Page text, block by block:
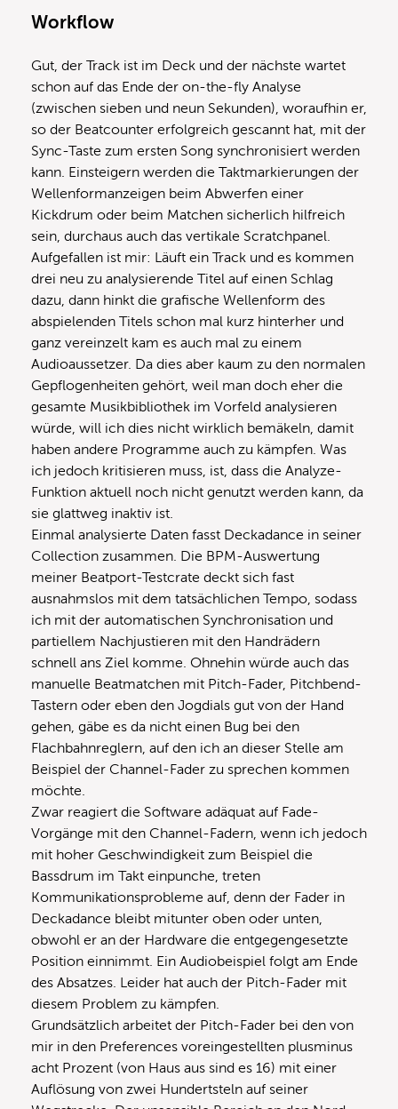
Workflow
Gut, der Track ist im Deck und der nächste wartet
schon auf das Ende der on-the-fly Analyse
(zwischen sieben und neun Sekunden), woraufhin er,
so der Beatcounter erfolgreich gescannt hat, mit der
Sync-Taste zum ersten Song synchronisiert werden
kann. Einsteigern werden die Taktmarkierungen der
Wellenformanzeigen beim Abwerfen einer
Kickdrum oder beim Matchen sicherlich hilfreich
sein, durchaus auch das vertikale Scratchpanel.
Aufgefallen ist mir: Läuft ein Track und es kommen
drei neu zu analysierende Titel auf einen Schlag
dazu, dann hinkt die grafische Wellenform des
abspielenden Titels schon mal kurz hinterher und
ganz vereinzelt kam es auch mal zu einem
Audioaussetzer. Da dies aber kaum zu den normalen
Gepflogenheiten gehört, weil man doch eher die
gesamte Musikbibliothek im Vorfeld analysieren
würde, will ich dies nicht wirklich bemäkeln, damit
haben andere Programme auch zu kämpfen. Was
ich jedoch kritisieren muss, ist, dass die Analyze-
Funktion aktuell noch nicht genutzt werden kann, da
sie glattweg inaktiv ist.
Einmal analysierte Daten fasst Deckadance in seiner
Collection zusammen. Die BPM-Auswertung
meiner Beatport-Testcrate deckt sich fast
ausnahmslos mit dem tatsächlichen Tempo, sodass
ich mit der automatischen Synchronisation und
partiellem Nachjustieren mit den Handrädern
schnell ans Ziel komme. Ohnehin würde auch das
manuelle Beatmatchen mit Pitch-Fader, Pitchbend-
Tastern oder eben den Jogdials gut von der Hand
gehen, gäbe es da nicht einen Bug bei den
Flachbahnreglern, auf den ich an dieser Stelle am
Beispiel der Channel-Fader zu sprechen kommen
möchte.
Zwar reagiert die Software adäquat auf Fade-
Vorgänge mit den Channel-Fadern, wenn ich jedoch
mit hoher Geschwindigkeit zum Beispiel die
Bassdrum im Takt einpunche, treten
Kommunikationsprobleme auf, denn der Fader in
Deckadance bleibt mitunter oben oder unten,
obwohl er an der Hardware die entgegengesetzte
Position einnimmt. Ein Audiobeispiel folgt am Ende
des Absatzes. Leider hat auch der Pitch-Fader mit
diesem Problem zu kämpfen.
Grundsätzlich arbeitet der Pitch-Fader bei den von
mir in den Preferences voreingestellten plusminus
acht Prozent (von Haus aus sind es 16) mit einer
Auflösung von zwei Hundertsteln auf seiner